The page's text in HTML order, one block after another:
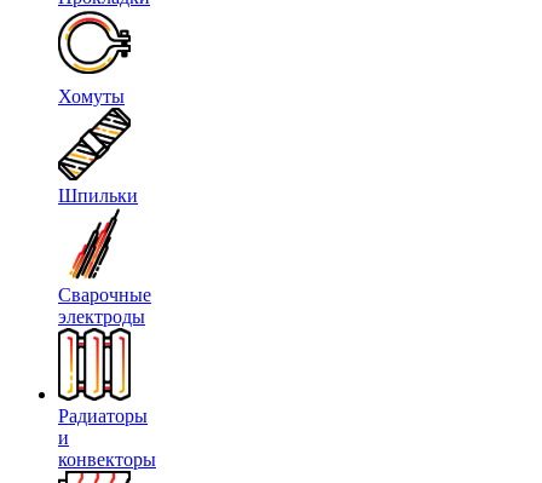
Хомуты
Шпильки
Сварочные
электроды
Радиаторы
и
конвекторы